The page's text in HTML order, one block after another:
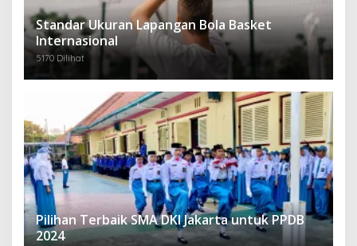
Standar Ukuran Lapangan Bola Basket
Internasional
5170 Dilihat
Pilihan Terbaik SMA DKI Jakarta untuk PPDB
2024